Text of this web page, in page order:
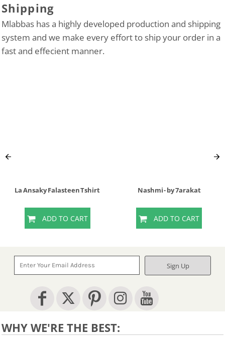
Shipping
Mlabbas has a highly developed production and shipping
system and we make every effort to ship your order in a
fast and effecient manner.
La Ansaky Falasteen Tshirt
ADD TO CART
Nashmi - by 7arakat
ADD TO CART
Sign Up
WHY WE'RE THE BEST: